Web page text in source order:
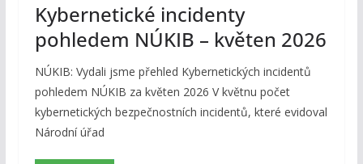
Kybernetické incidenty
pohledem NÚKIB – květen 2026
NÚKIB: Vydali jsme přehled Kybernetických incidentů
pohledem NÚKIB za květen 2026 V květnu počet
kybernetických bezpečnostních incidentů, které evidoval
Národní úřad